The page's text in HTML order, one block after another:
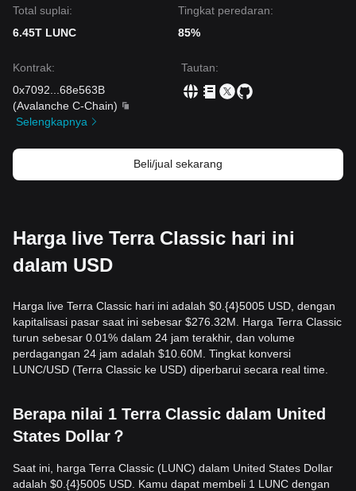
Total suplai:
6.45T LUNC
Tingkat peredaran:
85%
Kontrak:
0x7092
68e563B
(Avalanche C-Chain)
Selengkapnya
Tautan:
Beli/jual sekarang
Harga live Terra Classic hari ini
dalam USD
Harga live Terra Classic hari ini adalah $0.{​4}5005 USD, dengan
kapitalisasi pasar saat ini sebesar $276.32M. Harga Terra Classic
turun sebesar 0.01% dalam 24 jam terakhir, dan volume
perdagangan 24 jam adalah $10.60M. Tingkat konversi
LUNC/USD (Terra Classic ke USD) diperbarui secara real time.
Berapa nilai 1 Terra Classic dalam United
States Dollar？
Saat ini, harga Terra Classic (LUNC) dalam United States Dollar
adalah $0.{​4}5005 USD. Kamu dapat membeli 1 LUNC dengan